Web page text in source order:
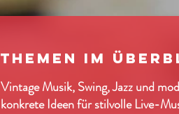
Themen im
Vintage Musik, Swing, Jazz und
konkrete Ideen für stilvolle Live-